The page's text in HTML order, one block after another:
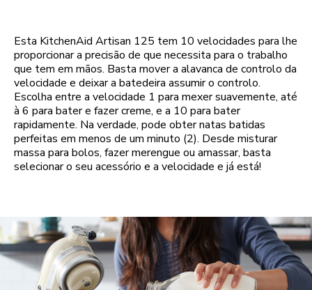
Esta KitchenAid Artisan 125 tem 10 velocidades para lhe
proporcionar a precisão de que necessita para o trabalho
que tem em mãos. Basta mover a alavanca de controlo da
velocidade e deixar a batedeira assumir o controlo.
Escolha entre a velocidade 1 para mexer suavemente, até
à 6 para bater e fazer creme, e a 10 para bater
rapidamente. Na verdade, pode obter natas batidas
perfeitas em menos de um minuto (2). Desde misturar
massa para bolos, fazer merengue ou amassar, basta
selecionar o seu acessório e a velocidade e já está!